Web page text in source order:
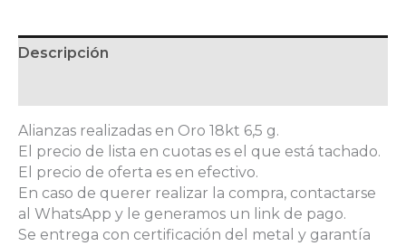
era: es:
Descripción
Alianzas realizadas en Oro 18kt 6,5 g.
El precio de lista en cuotas es el que está tachado.
El precio de oferta es en efectivo.
En caso de querer realizar la compra, contactarse
al WhatsApp y le generamos un link de pago.
Se entrega con certificación del metal y garantía